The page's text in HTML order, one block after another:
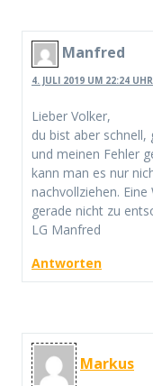
Manfred
4. JULI 2019 UM 22:24 UHR
Lieber Volker,
du bist aber
und meinen Fehler
kann man es nur
nachvollziehen.
gerade nicht zu
LG Manfred
Antworten
Markus